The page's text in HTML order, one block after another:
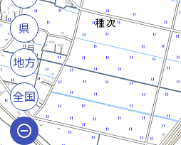
県
地方
全国